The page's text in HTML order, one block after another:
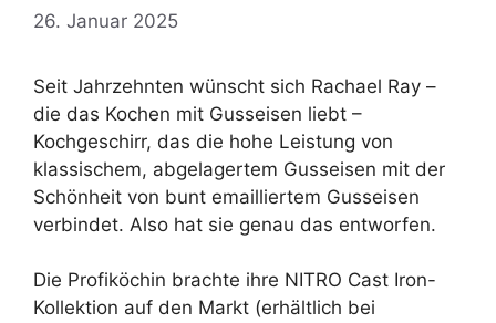
26. Januar 2025
Seit Jahrzehnten wünscht sich Rachael Ray –
die das Kochen mit Gusseisen liebt –
Kochgeschirr, das die hohe Leistung von
klassischem, abgelagertem Gusseisen mit der
Schönheit von bunt emailliertem Gusseisen
verbindet. Also hat sie genau das entworfen.
Die Profiköchin brachte ihre NITRO Cast Iron-
Kollektion auf den Markt (erhältlich bei